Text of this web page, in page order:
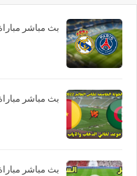
بث مباشر
بث مباشر
بث مباشر